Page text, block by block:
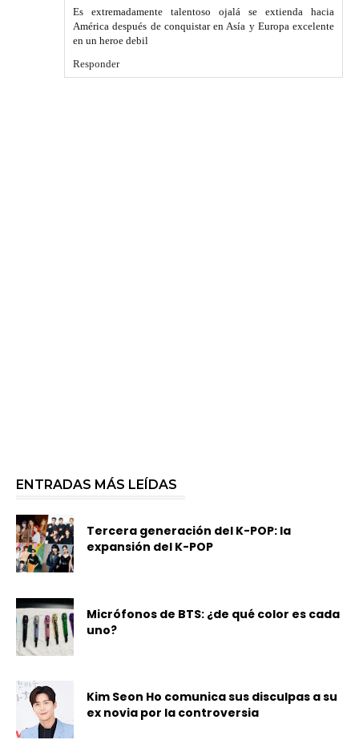
Es extremadamente talentoso ojalá se extienda hacia
América después de conquistar en Asía y Europa excelente
en un heroe debil
Responder
ENTRADAS MÁS LEÍDAS
Tercera generación del K-POP: la
expansión del K-POP
Micrófonos de BTS: ¿de qué color es cada
uno?
Kim Seon Ho comunica sus disculpas a su
ex novia por la controversia